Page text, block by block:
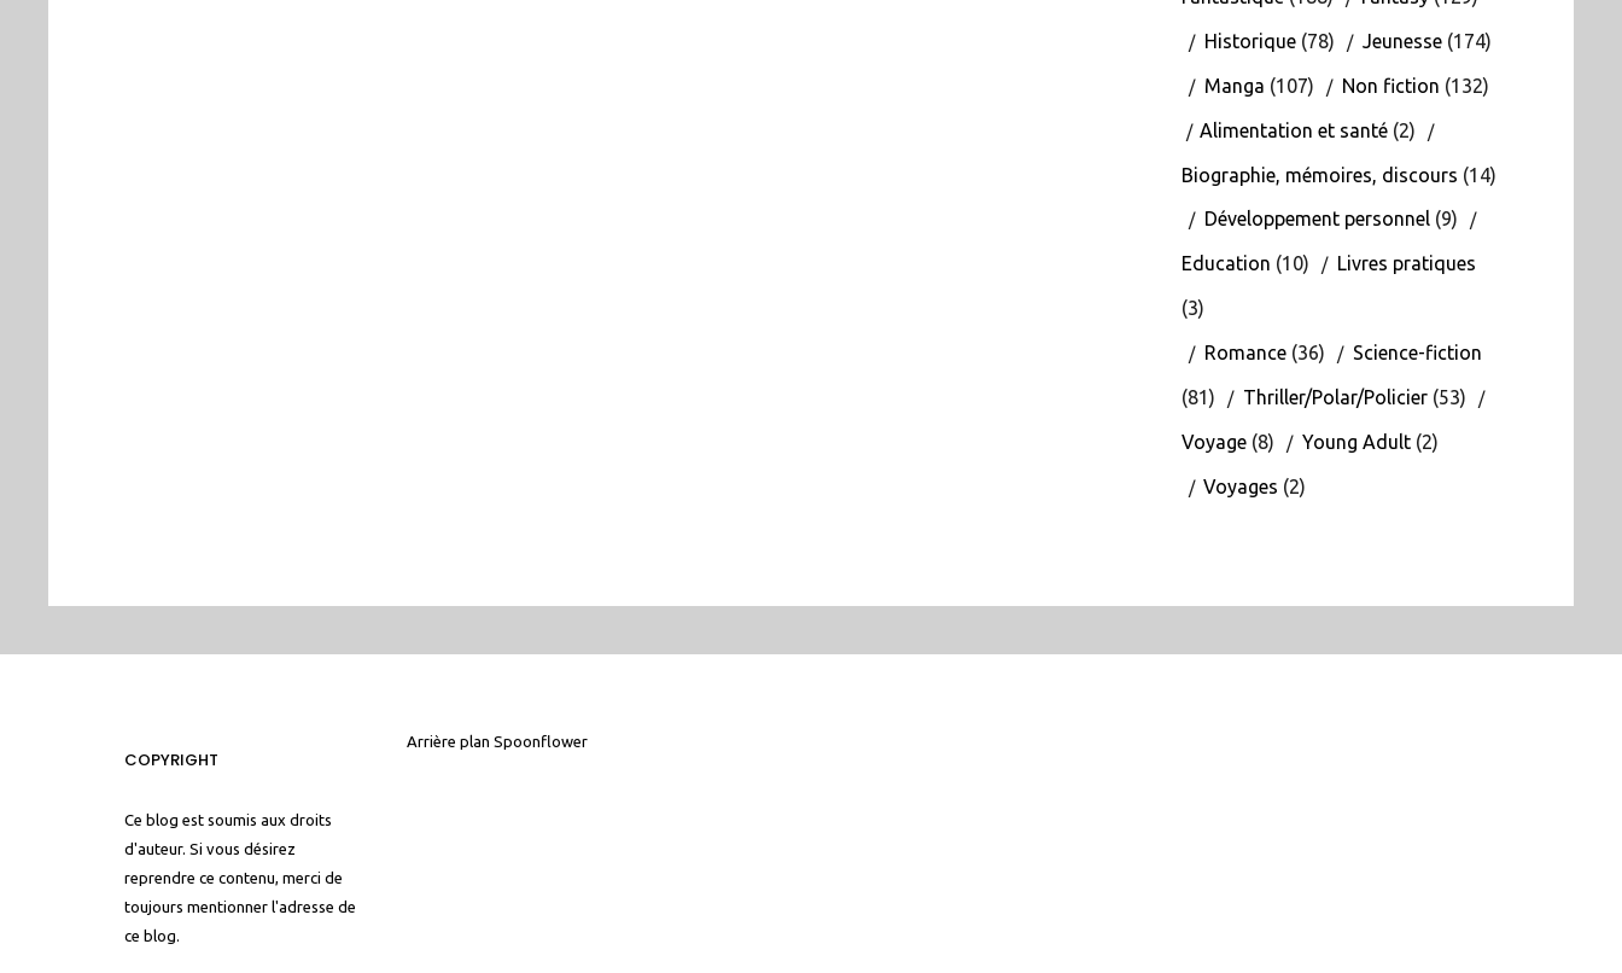
Historique(78) Jeunesse(174)
Manga (107) Non fiction (132)
Alimentation et santé(2)
Biographie, mémoires, discours (14)
Développement personnel(9)
Education (10) Livres pratiques
(3)
Romance(36) Science-fiction
(81) Thriller/Polar/Policier(53)
Voyage(8) Young Adult(2)
Voyages (2)
COPYRIGHT
Ce blog est soumis aux droits
d'auteur. Si vous désirez
reprendre ce contenu, merci de
toujours mentionner l'adresse de
ce blog.
Arrière plan Spoonflower